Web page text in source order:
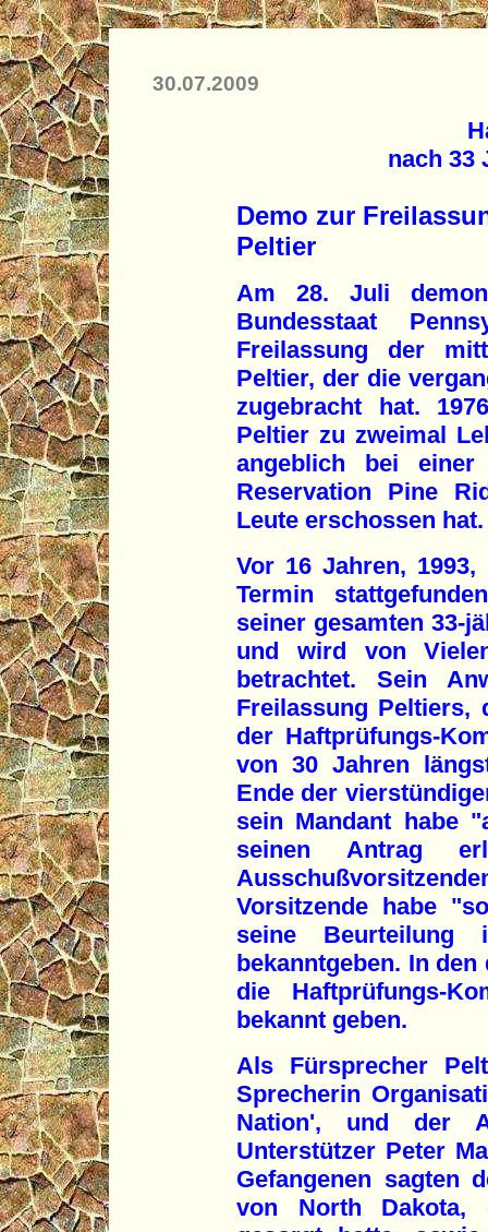
30.07.2009
nach 33
Demo zur
Peltier
Am 28. Juli
Bundesstaat
Freilassung der
Peltier, der die
zugebracht hat.
Peltier zu zweimal
angeblich bei
Reservation Pine
Leute erschossen hat.
Vor 16 Jahren,
Termin
seiner gesamten 33-
und wird von
betrachtet. Sein
Freilassung Peltiers,
der Haftprüfungs-
von 30 Jahren
Ende der
sein Mandant habe
seinen Antrag
Vorsitzende habe
seine Beurteilung
bekanntgeben. In
die Haftprüfungs-
bekannt geben.
Als Fürsprecher
Sprecherin
Nation', und der
Unterstützer Peter
Gefangenen sagten
von North Dakota,